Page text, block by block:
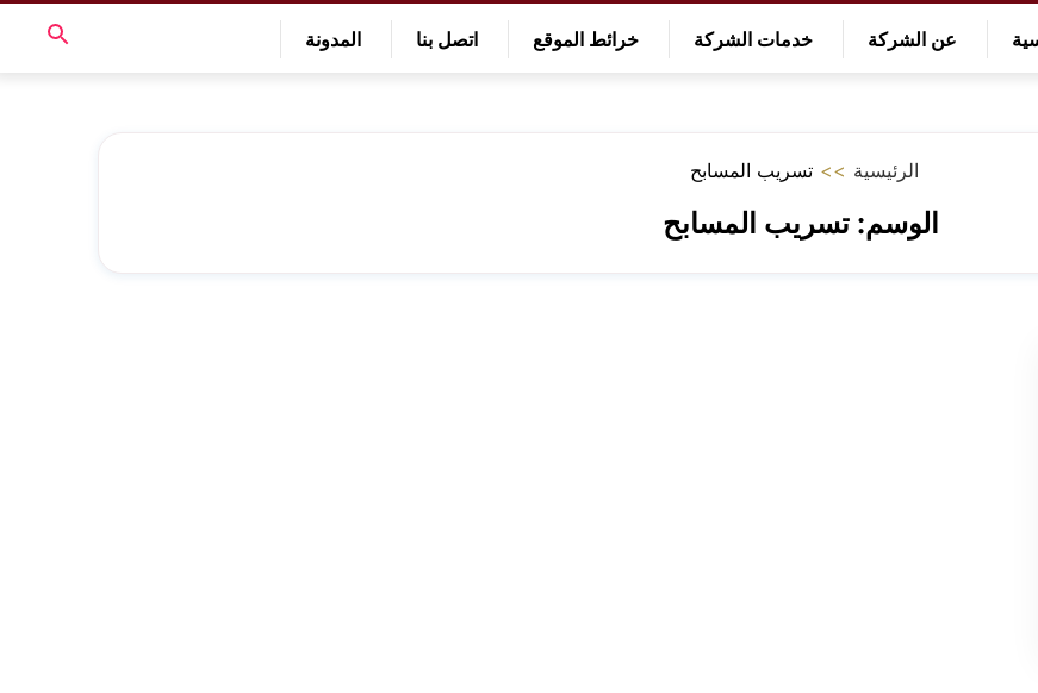
عن الشركة خدمات الشركة خرائط الموقع اتصل بنا المدونة
الرئيسية >> تسريب المسابح
الوسم: تسريب المسابح